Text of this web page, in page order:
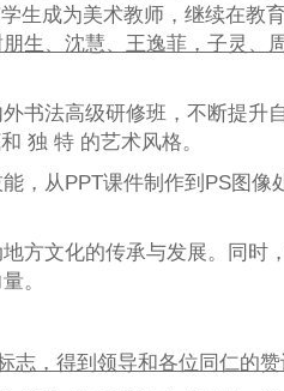
生成为美术教师，继续在教育
生、沈慧、王逸菲， 子灵、
书法高级研修班，不断提升
独 特 的艺术风格。
，从PPT课件制作到PS图像
方文化的传承与发展。同时
。
，得到领导和各位同仁的赞